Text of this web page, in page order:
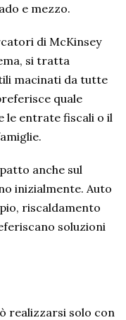
e mezzo.
di McKinsey
si tratta
macinati da tutte
quale
le entrate fiscali o il
anche sul
inizialmente. Auto
riscaldamento
soluzioni
realizzarsi solo con